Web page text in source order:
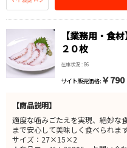
【業務用・食
２０枚
在庫状況 : 86
サイト販売価格 : ￥790
【商品説明】
適度な噛みごたえを実現、絶妙な
まで安心して美味しく食べられます
サイズ：27×15×2